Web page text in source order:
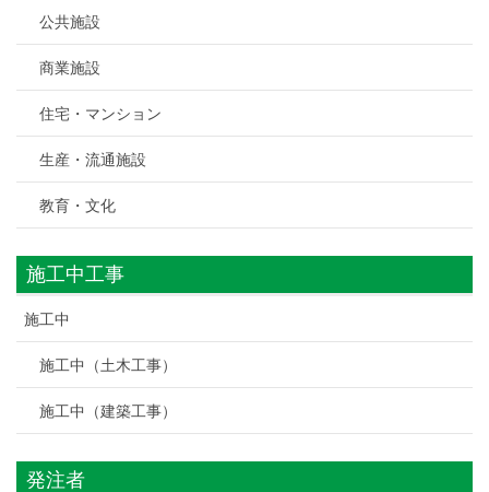
公共施設
商業施設
住宅・マンション
生産・流通施設
教育・文化
施工中工事
施工中
施工中（土木工事）
施工中（建築工事）
発注者